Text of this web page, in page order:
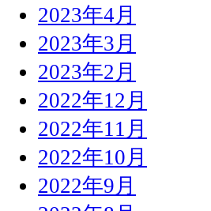
2023年4月
2023年3月
2023年2月
2022年12月
2022年11月
2022年10月
2022年9月